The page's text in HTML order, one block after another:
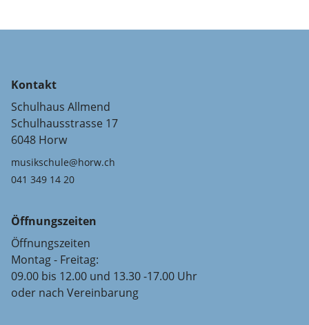
Kontakt
Schulhaus Allmend
Schulhausstrasse 17
6048 Horw
musikschule@horw.ch
041 349 14 20
Öffnungszeiten
Öffnungszeiten
Montag - Freitag:
09.00 bis 12.00 und 13.30 -17.00 Uhr
oder nach Vereinbarung